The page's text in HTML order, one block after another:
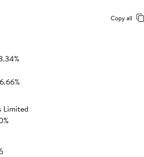
Copy all
Limited